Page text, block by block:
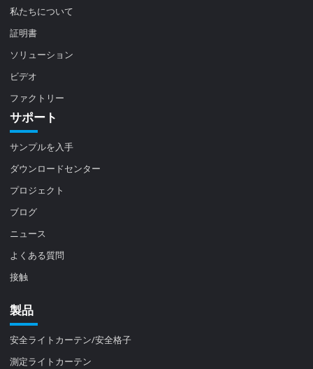
私たちについて
証明書
ソリューション
ビデオ
ファクトリー
サポート
サンプルを入手
ダウンロードセンター
プロジェクト
ブログ
ニュース
よくある質問
接触
製品
安全ライトカーテン/安全格子
測定ライトカーテン